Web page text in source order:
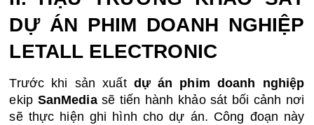
DỰ ÁN PHIM DOANH NGHIỆP
LETALL ELECTRONIC
Trước khi sản xuất dự án phim doanh nghiệp
ekip SanMedia sẽ tiến hành khảo sát bối cảnh nơi
sẽ thực hiện ghi hình cho dự án. Công đoạn này